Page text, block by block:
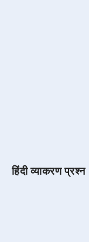
हिंदी व्याकरण प्रश्न